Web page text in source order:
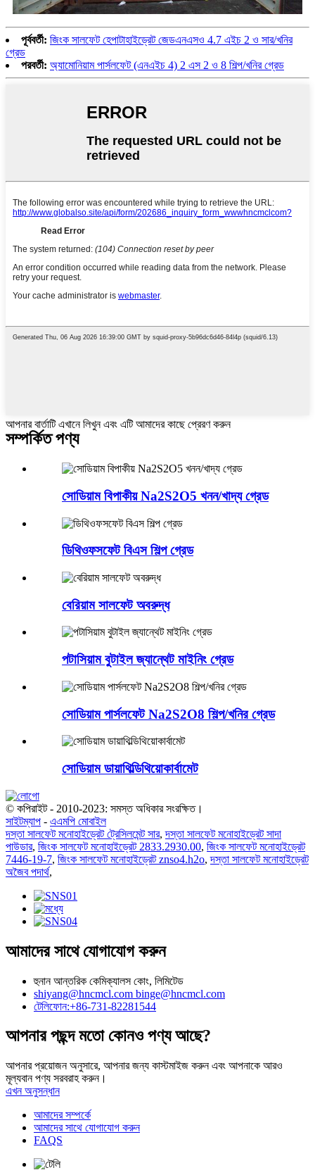
পূর্ববর্তী: জিংক সালফেট হেপাটাহাইড্রেট জেডএনএসও 4.7 এইচ 2 ও সার/খনির
গ্রেড
পরবর্তী: অ্যামোনিয়াম পার্সলফেট (এনএইচ 4) 2 এস 2 ও 8 শিল্প/খনির গ্রেড
আপনার বার্তাটি এখানে লিখুন এবং এটি আমাদের কাছে প্রেরণ করুন
সম্পর্কিত পণ্য
সোডিয়াম বিপাকীয় Na2S2O5 খনন/খাদ্য গ্রেড
ডিথিওফসফেট বিএস শিল্প গ্রেড
বেরিয়াম সালফেট অবরুদ্ধ
পটাসিয়াম বুটাইল জ্যান্থেট মাইনিং গ্রেড
সোডিয়াম পার্সলফেট Na2S2O8 শিল্প/খনির গ্রেড
সোডিয়াম ডায়াথিল্ডিথিয়োকার্বামেট
© কপিরাইট - 2010-2023: সমস্ত অধিকার সংরক্ষিত।
সাইটম্যাপ - এএমপি মোবাইল
দস্তা সালফেট মনোহাইড্রেট ট্রেসিলমেন্ট সার,দস্তা সালফেট মনোহাইড্রেট সাদা
পাউডার, জিংক সালফেট মনোহাইড্রেট 2833.2930.00, জিংক সালফেট মনোহাইড্রেট
7446-19-7, জিংক সালফেট মনোহাইড্রেট znso4.h2o,দস্তা সালফেট মনোহাইড্রেট
অজৈব পদার্থ,
আমাদের সাথে যোগাযোগ করুন
হুনান আন্তরিক কেমিক্যালস কোং, লিমিটেড
shiyang@hncmcl.com binge@hncmcl.com
টেলিফোন:+86-731-82281544
আপনার পছন্দ মতো কোনও পণ্য আছে?
আপনার প্রয়োজন অনুসারে, আপনার জন্য কাস্টমাইজ করুন এবং আপনাকে আরও
মূল্যবান পণ্য সরবরাহ করুন।
এখন অনুসন্ধান
আমাদের সম্পর্কে
আমাদের সাথে যোগাযোগ করুন
FAQS